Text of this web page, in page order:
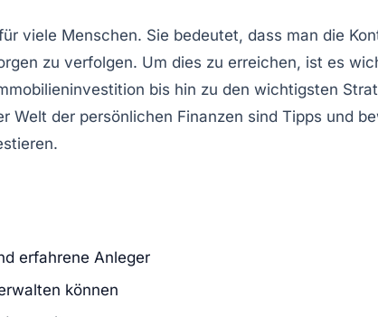
viele Menschen. Sie bedeutet, dass man die
zu verfolgen. Um dies zu erreichen, ist es
bis hin zu den wichtigsten
Welt der persönlichen Finanzen sind Tipps und
erfahrene Anleger
können